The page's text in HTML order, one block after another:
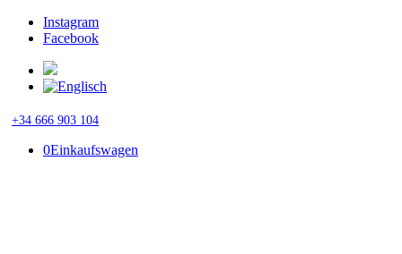
Instagram
Facebook
+34 666 903 104
0Einkaufswagen